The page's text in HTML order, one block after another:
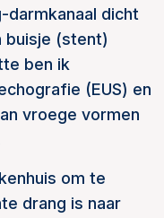
darmkanaal dicht
buisje (stent)
ben ik
(EUS) en
vroege vormen
om te
drang is naar